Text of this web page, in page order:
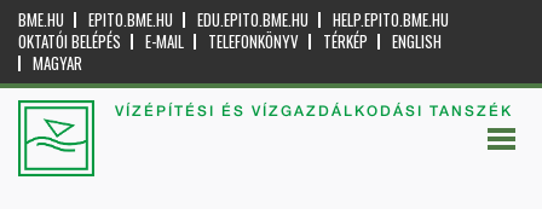
BME.HU EPITO.BME.HU EDU.EPITO.BME.HU
HELP.EPITO.BME.HU
OKTATÓI BELÉPÉS
E-MAIL TELEFONKÖNYV TÉRKÉP
ENGLISH
MAGYAR
VÍZÉPÍTÉSI ÉS VÍZGAZDÁLKODÁSI TANSZÉK